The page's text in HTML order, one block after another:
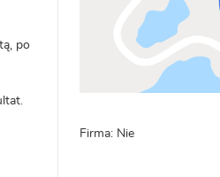
po
Firma: Nie